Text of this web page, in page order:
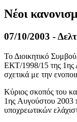
Νέοι
07/10/2003 -
Το Διοικητικό
ΕΚΤ/1998/15 της
σχετικά με την
Κύριος σκοπός του
1ης Αυγούστου 2003
υποχρεωτικών